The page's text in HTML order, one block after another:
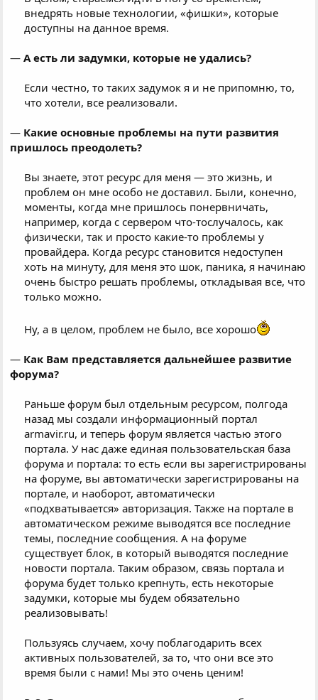
внедрять новые технологии, «фишки», которые
доступны на данное время.
—А есть ли задумки, которые не удались?
Если честно, то таких задумок я и не припомню, то,
что хотели, все реализовали.
— Какие основные проблемы на пути развития
пришлось преодолеть?
Вы знаете, этот ресурс для меня — это жизнь, и
проблем он мне особо не доставил. Были, конечно,
моменты, когда мне пришлось понервничать,
например, когда с сервером что-тослучалось, как
физически, так и просто какие-то проблемы у
провайдера. Когда ресурс становится недоступен
хоть на минуту, для меня это шок, паника, я начинаю
очень быстро решать проблемы, откладывая все, что
только можно.
Ну, а в целом, проблем не было, все хорошо
— Как Вам представляется дальнейшее развитие
форума?
Раньше форум был отдельным ресурсом, полгода
назад мы создали информационный портал
armavir.ru, и теперь форум является частью этого
портала. У нас даже единая пользовательская база
форума и портала: то есть если вы зарегистрированы
на форуме, вы автоматически зарегистрированы на
портале, и наоборот, автоматически
«подхватывается» авторизация. Также на портале в
автоматическом режиме выводятся все последние
темы, последние сообщения. А на форуме
существует блок, в который выводятся последние
новости портала. Таким образом, связь портала и
форума будет только крепнуть, есть некоторые
задумки, которые мы будем обязательно
реализовывать!
Пользуясь случаем, хочу поблагодарить всех
активных пользователей, за то, что они все это
время были с нами! Мы это очень ценим!